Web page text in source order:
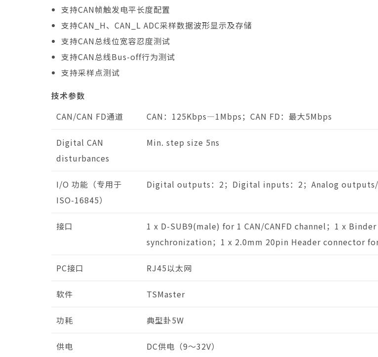
支持CAN帧触发电平长度配置
支持CAN_H、CAN_L ADC采样数据波形显示及存储
支持CAN总线位宽容忍度测试
支持CAN总线Bus-off行为测试
支持采样点测试
技术参数
CAN/CAN FD通道
CAN：125Kbps—1Mbps；CAN FD：最大5Mbps
Digital CAN
disturbances
Min. step size 5ns
I/O 功能（专用于
ISO-16845）
Digital outputs：2；Digital inputs：2；Analog outputs/
接口
1 x D-SUB9(male) for 1 CAN/CANFD channel；1 x
synchronization；1 x 2.0mm 20pin Header connector
PC接口 RJ45以太网
软件 TSMaster
功耗 典型卦5W
供电 DC供电（9～32V）